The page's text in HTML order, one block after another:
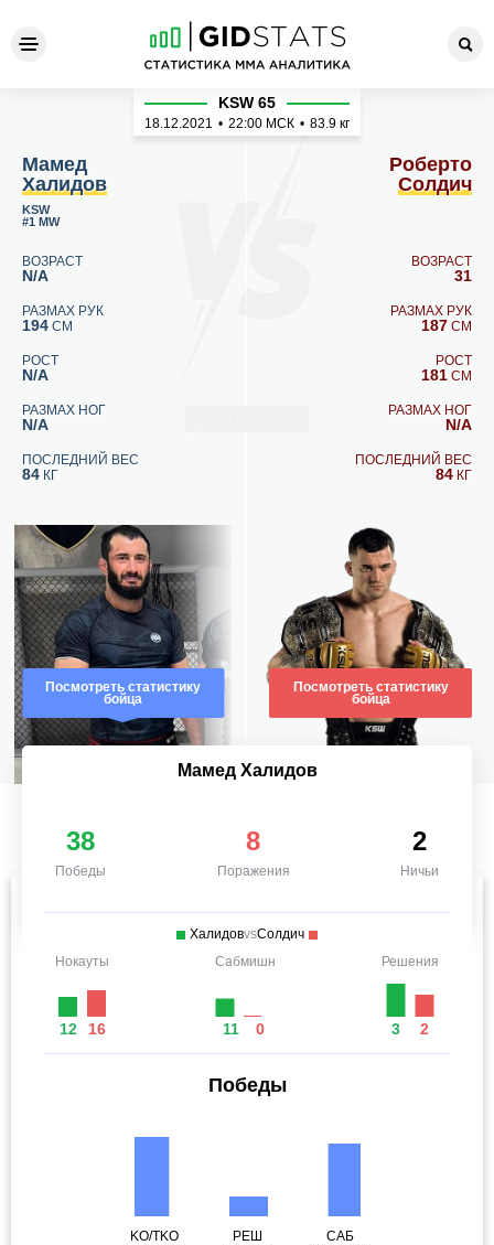
Мамед Халидов - Роберто
Мамед
Халидов
KSW
#1 MW
ВОЗРАСТ
N/A
РАЗМАХ РУК
194 СМ
РОСТ
N/A
РАЗМАХ НОГ
N/A
ПОСЛЕДНИЙ ВЕС
84 КГ
Посмотреть статистику
бойца
KSW 65
18.12.2021 • 22:00 МСК • 83.9 кг
Роберто
Солдич
ВОЗРАСТ
31
РАЗМАХ РУК
187 СМ
РОСТ
181 СМ
РАЗМАХ НОГ
N/A
ПОСЛЕДНИЙ ВЕС
84 КГ
Посмотреть статистику
бойца
Мамед Халидов
38
Победы
8
Поражения
2
Ничьи
ХалидовvsСолдич
Нокауты
12 16
Сабмишн
11 0
Решения
3 2
Победы
KO/TKO
РЕШ
САБ